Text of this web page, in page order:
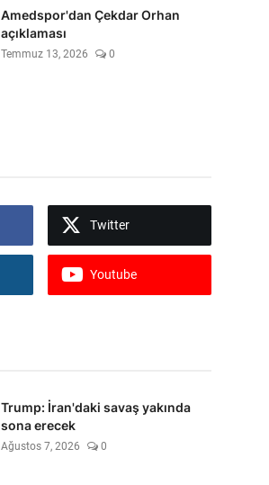
Amedspor'dan Çekdar Orhan
açıklaması
Temmuz 13, 2026 0
Twitter
Youtube
Trump: İran'daki savaş yakında
sona erecek
Ağustos 7, 2026 0